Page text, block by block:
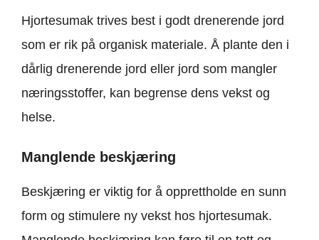
Hjortesumak trives best i godt drenerende jord
som er rik på organisk materiale. Å plante den i
dårlig drenerende jord eller jord som mangler
næringsstoffer, kan begrense dens vekst og
helse.
Manglende beskjæring
Beskjæring er viktig for å opprettholde en sunn
form og stimulere ny vekst hos hjortesumak.